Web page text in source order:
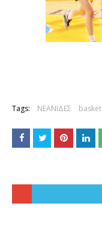
Tags: ΝΕΑΝΙΔΕΣ basket